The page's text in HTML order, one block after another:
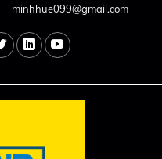
minhhue099@gmail.com